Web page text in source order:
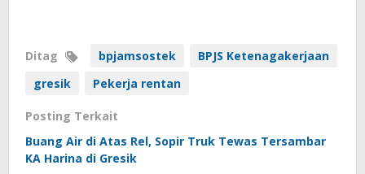
Ditag bpjamsostek
BPJS Ketenagakerjaan
gresik
Pekerja rentan
Posting Terkait
Buang Air di Atas Rel, Sopir Truk Tewas Tersambar
KA Harina di Gresik